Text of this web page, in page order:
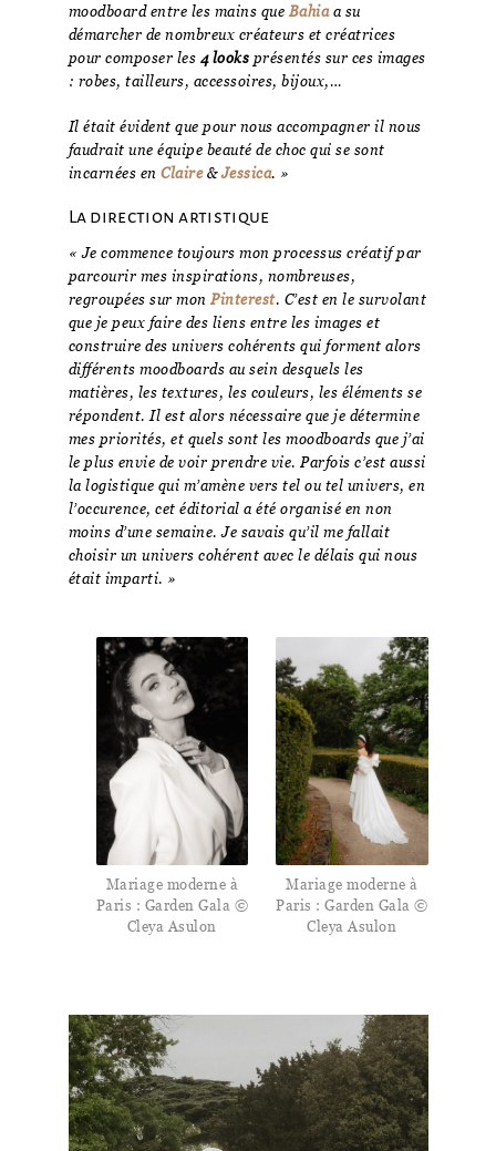
moodboard entre les mains que Bahiaa su
démarcher de nombreux créateurs et créatrices
pour composer les 4 looks présentés sur ces images
: robes, tailleurs, accessoires, bijoux,…
Il était évident que pour nous accompagner il nous
faudrait une équipe beauté de choc qui se sont
incarnées en Claire&Jessica. »
La direction artistique
« Je commence toujours mon processus créatif par
parcourir mes inspirations, nombreuses,
regroupées sur mon Pinterest. C’est en le survolant
que je peux faire des liens entre les images et
construire des univers cohérents qui forment alors
différents moodboards au sein desquels les
matières, les textures, les couleurs, les éléments se
répondent. Il est alors nécessaire que je détermine
mes priorités, et quels sont les moodboards que j’ai
le plus envie de voir prendre vie. Parfois c’est aussi
la logistique qui m’amène vers tel ou tel univers, en
l’occurence, cet éditorial a été organisé en non
moins d’une semaine. Je savais qu’il me fallait
choisir un univers cohérent avec le délais qui nous
était imparti. »
Mariage moderne à
Paris : Garden Gala ©
Cleya Asulon
Mariage moderne à
Paris : Garden Gala ©
Cleya Asulon